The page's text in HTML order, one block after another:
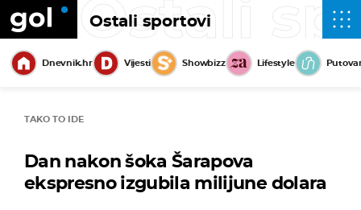
Ostali sportovi
Ostali
Dnevnik.hr Vijesti Showbizz Lifestyle
TAKO TO IDE
Dan nakon šoka Šarapova
ekspresno izgubila milijune dolara